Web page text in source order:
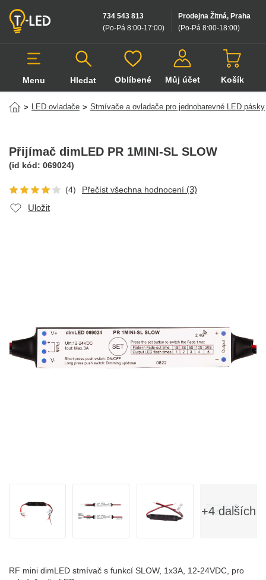
Prodejna Žitná, Praha
(Po-Pá 8:00-18:00)
734 543 813
(Po-Pá 8:00-17:00)
Menu Hledat
Hledat v produktech
Oblíbené Můj účet Košík
> LED ovladače > Stmívače a ovladače pro jednobarevné LED pásky
+4 dalších
Přijímač dimLED PR 1MINI-SL SLOW
(id kód: 069024)
(4) Přečíst všechna hodnocení (3)
Uložit
RF mini dimLED stmívač s funkcí SLOW, 1x3A, 12-24VDC, pro